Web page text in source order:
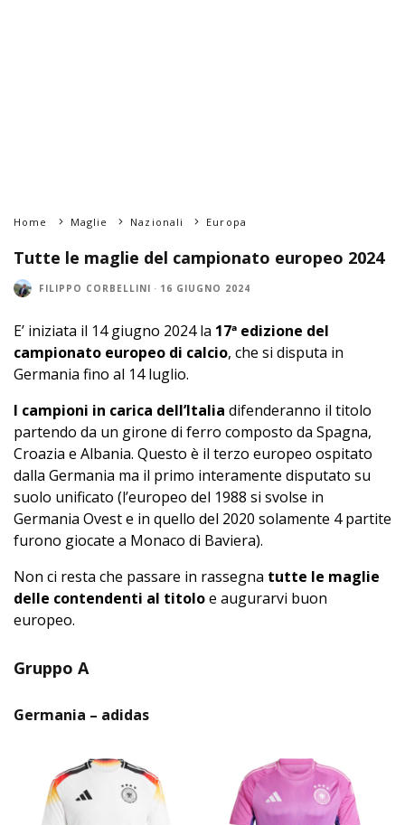
Home Maglie Nazionali Europa
Tutte le maglie del campionato europeo 2024
FILIPPO CORBELLINI · 16 GIUGNO 2024
E’ iniziata il 14 giugno 2024 la 17ª edizione del
campionato europeo di calcio, che si disputa in
Germania fino al 14 luglio.
I campioni in carica dell’Italia difenderanno il titolo
partendo da un girone di ferro composto da Spagna,
Croazia e Albania. Questo è il terzo europeo ospitato
dalla Germania ma il primo interamente disputato su
suolo unificato (l’europeo del 1988 si svolse in
Germania Ovest e in quello del 2020 solamente 4 partite
furono giocate a Monaco di Baviera).
Non ci resta che passare in rassegna tutte le maglie
delle contendenti al titoloe augurarvi buon
europeo.
Gruppo A
Germania – adidas